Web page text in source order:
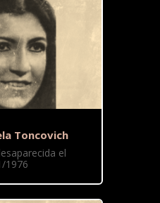
Toncovich
el
1976